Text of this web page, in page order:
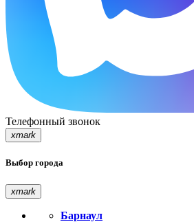
Телефонный звонок
xmark
Выбор города
xmark
Барнаул